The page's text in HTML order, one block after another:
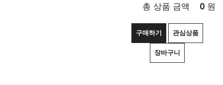
총 상품 금액 0 원
구매하기 관심상품
장바구니